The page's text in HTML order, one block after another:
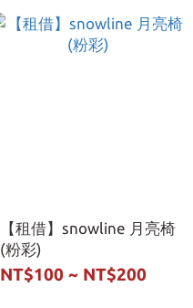
【租借】snowline 月亮椅
(粉彩)
NT$100 ~ NT$200